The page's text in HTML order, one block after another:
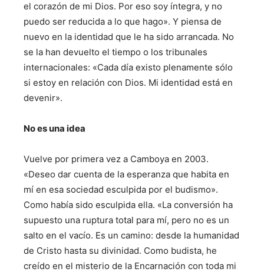
el corazón de mi Dios. Por eso soy íntegra, y no
puedo ser reducida a lo que hago». Y piensa de
nuevo en la identidad que le ha sido arrancada. No
se la han devuelto el tiempo o los tribunales
internacionales: «Cada día existo plenamente sólo
si estoy en relación con Dios. Mi identidad está en
devenir».
No es una idea
Vuelve por primera vez a Camboya en 2003.
«Deseo dar cuenta de la esperanza que habita en
mí en esa sociedad esculpida por el budismo».
Como había sido esculpida ella. «La conversión ha
supuesto una ruptura total para mí, pero no es un
salto en el vacío. Es un camino: desde la humanidad
de Cristo hasta su divinidad. Como budista, he
creído en el misterio de la Encarnación con toda mi